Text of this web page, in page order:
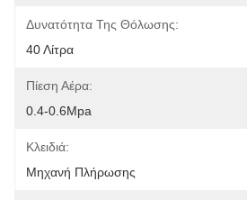
Δυνατότητα Της Θόλωσης:
40 Λίτρα
Πίεση Αέρα:
0.4-0.6Mpa
Κλειδιά:
Μηχανή Πλήρωσης